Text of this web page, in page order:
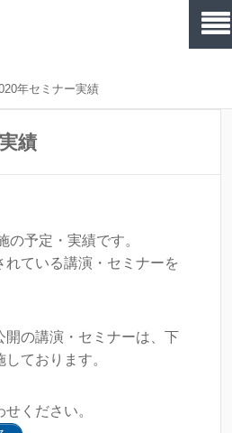
年セミナー実績
績
の予定・実績です。
れている講演・セミナーを
開の講演・セミナーは、下
ております。
ください。